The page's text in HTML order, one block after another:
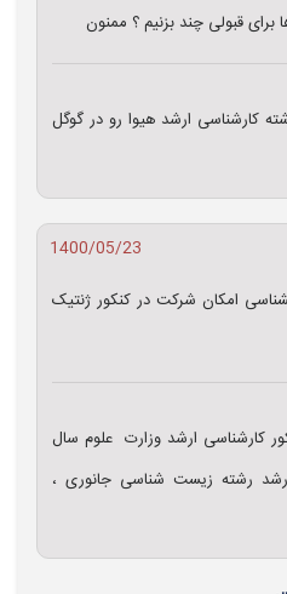
کارشناسی ارشد هیوا رو در گوگل
1400/05/23
امکان شرکت در کنکور ژنتیک
کارشناسی ارشد وزارت علوم سال
ارشد رشته زیست شناسی جانوری ،